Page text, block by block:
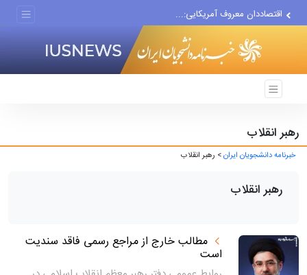
اقتصاددان معروف آمریکایی:...
رهبر انقلاب
خبرنامه دانشجویان ایران> رهبر انقلاب
رهبر انقلاب
مطالب خارج از مراجع رسمی فاقد سندیت
است